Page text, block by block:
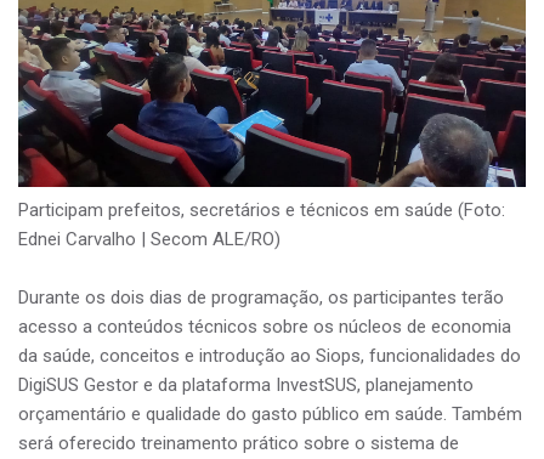
Participam prefeitos, secretários e técnicos em saúde (Foto:
Ednei Carvalho | Secom ALE/RO)
Durante os dois dias de programação, os participantes terão
acesso a conteúdos técnicos sobre os núcleos de economia
da saúde, conceitos e introdução ao Siops, funcionalidades do
DigiSUS Gestor e da plataforma InvestSUS, planejamento
orçamentário e qualidade do gasto público em saúde. Também
será oferecido treinamento prático sobre o sistema de